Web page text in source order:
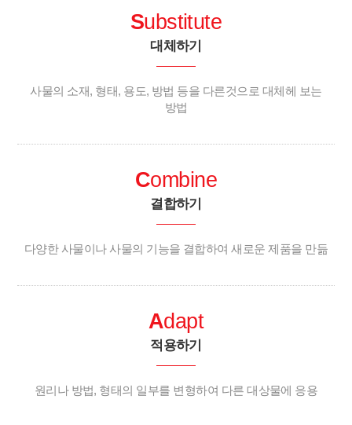
Substitute
대체하기
사물의 소재, 형태, 용도, 방법 등을 다른것으로 대체헤 보는
방법
Combine
결합하기
다양한 사물이나 사물의 기능을 결합하여 새로운 제품을 만듦
Adapt
적용하기
원리나 방법, 형태의 일부를 변형하여 다른 대상물에 응용